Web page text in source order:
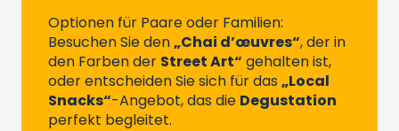
Optionen für Paare oder Familien:
Besuchen Sie den„Chai d’œuvres“, der in
den Farben der Street Art“ gehalten ist,
oder entscheiden Sie sich für das„Local
Snacks“-Angebot, das die Degustation
perfekt begleitet.